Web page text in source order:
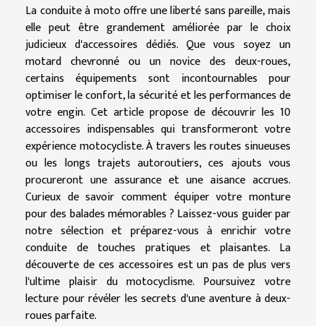
La conduite à moto offre une liberté sans pareille, mais
elle peut être grandement améliorée par le choix
judicieux d'accessoires dédiés. Que vous soyez un
motard chevronné ou un novice des deux-roues,
certains équipements sont incontournables pour
optimiser le confort, la sécurité et les performances de
votre engin. Cet article propose de découvrir les 10
accessoires indispensables qui transformeront votre
expérience motocycliste. À travers les routes sinueuses
ou les longs trajets autoroutiers, ces ajouts vous
procureront une assurance et une aisance accrues.
Curieux de savoir comment équiper votre monture
pour des balades mémorables ? Laissez-vous guider par
notre sélection et préparez-vous à enrichir votre
conduite de touches pratiques et plaisantes. La
découverte de ces accessoires est un pas de plus vers
l'ultime plaisir du motocyclisme. Poursuivez votre
lecture pour révéler les secrets d'une aventure à deux-
roues parfaite.